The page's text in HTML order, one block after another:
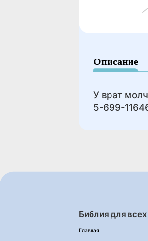
Описание
У врат
5-699-
Библия для всех
Главная